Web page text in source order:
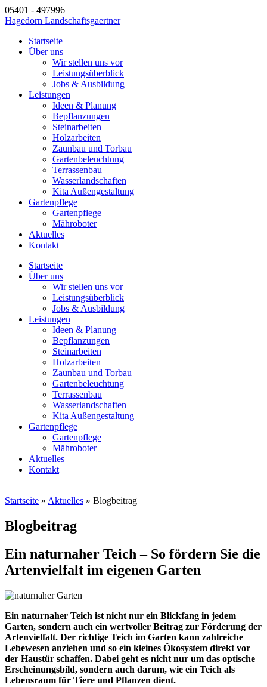
05401 - 497996
Hagedorn Landschaftsgaertner
Startseite
Über uns
Wir stellen uns vor
Leistungsüberblick
Jobs & Ausbildung
Leistungen
Ideen & Planung
Bepflanzungen
Steinarbeiten
Holzarbeiten
Zaunbau und Torbau
Gartenbeleuchtung
Terrassenbau
Wasserlandschaften
Kita Außengestaltung
Gartenpflege
Gartenpflege
Mähroboter
Aktuelles
Kontakt
Startseite
Über uns
Wir stellen uns vor
Leistungsüberblick
Jobs & Ausbildung
Leistungen
Ideen & Planung
Bepflanzungen
Steinarbeiten
Holzarbeiten
Zaunbau und Torbau
Gartenbeleuchtung
Terrassenbau
Wasserlandschaften
Kita Außengestaltung
Gartenpflege
Gartenpflege
Mähroboter
Aktuelles
Kontakt
Startseite » Aktuelles » Blogbeitrag
Blogbeitrag
Ein naturnaher Teich – So fördern Sie die
Artenvielfalt im eigenen Garten
Ein naturnaher Teich ist nicht nur ein Blickfang in jedem
Garten, sondern auch ein wertvoller Beitrag zur Förderung der
Artenvielfalt. Der richtige Teich im Garten kann zahlreiche
Lebewesen anziehen und so ein kleines Ökosystem direkt vor
der Haustür schaffen. Dabei geht es nicht nur um das optische
Erscheinungsbild, sondern auch darum, wie ein Teich als
Lebensraum für Tiere und Pflanzen dient.